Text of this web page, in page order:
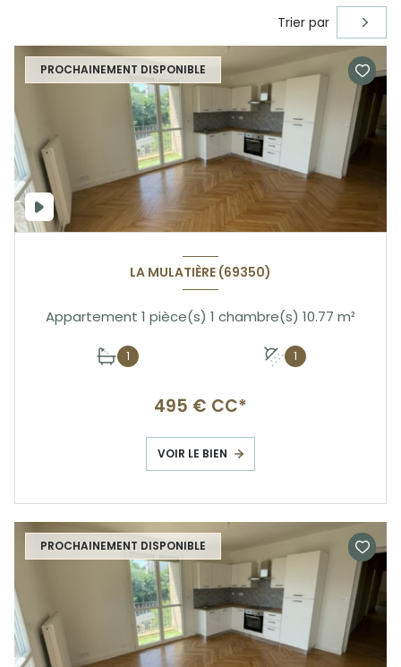
Trier par
PROCHAINEMENT DISPONIBLE
LA MULATIÈRE (69350)
Appartement 1 pièce(s) 1 chambre(s) 10.77 m²
1 1
495 € CC*
VOIR LE BIEN
PROCHAINEMENT DISPONIBLE